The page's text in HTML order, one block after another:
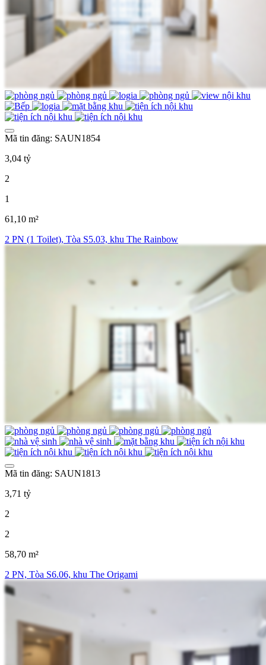
Mã tin đăng: SAUN1854
3,04 tỷ
2
1
61,10 m²
2 PN (1 Toilet), Tòa S5.03, khu The Rainbow
Mã tin đăng: SAUN1813
3,71 tỷ
2
2
58,70 m²
2 PN, Tòa S6.06, khu The Origami